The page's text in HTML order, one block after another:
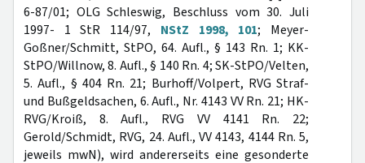
6-87/01; OLG Schleswig, Beschluss vom 30. Juli
1997- 1 StR 114/97, NStZ 1998, 101; Meyer-
Goßner/Schmitt, StPO, 64. Aufl., § 143 Rn. 1; KK-
StPO/Willnow, 8. Aufl., § 140 Rn. 4; SK-StPO/Velten,
5. Aufl., § 404 Rn. 21; Burhoff/Volpert, RVG Straf-
und Bußgeldsachen, 6. Aufl., Nr. 4143 VV Rn. 21; HK-
RVG/Kroiß, 8. Aufl., RVG VV 4141 Rn. 22;
Gerold/Schmidt, RVG, 24. Aufl., VV 4143, 4144 Rn. 5,
jeweils mwN), wird andererseits eine gesonderte